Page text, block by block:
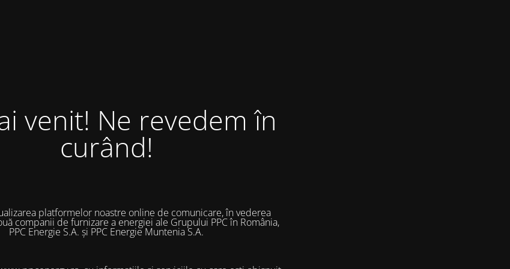
venit! Ne revedem în
curând!
platformelor noastre online de comunicare, în vederea
companii de furnizare a energiei ale Grupului PPC în România,
PPC Energie S.A. și PPC Energie Muntenia S.A.